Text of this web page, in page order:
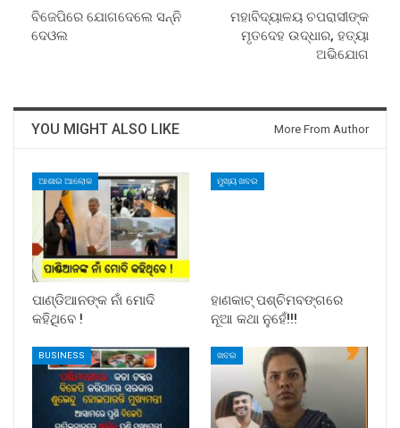
ବିଜେପିରେ ଯୋଗଦେଲେ ସନ୍ନି
ଦେଓଲ
ମହାବିଦ୍ୟାଳୟ ଚପରାସୀଙ୍କ
ମୃତଦେହ ଉଦ୍ଧାର, ହତ୍ୟା
ଅଭିଯୋଗ
YOU MIGHT ALSO LIKE More From Author
ଆଶାର ଆଲୋକ
ପାଣ୍ଡିଆନଙ୍କ ନାଁ ମୋଦି
କହିଥିବେ !
ମୁଖ୍ୟ ଖବର
ହାଣକାଟ୍‌ ପଶ୍ଚିମବଙ୍ଗରେ
ନୂଆ କଥା ନୁହେଁ!!!
BUSINESS ଖବର